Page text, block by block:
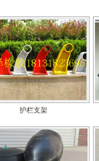
护栏支架